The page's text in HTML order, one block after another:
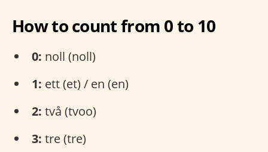
How to count from 0 to 10
0: noll (noll)
1: ett (et) / en (en)
2: två (tvoo)
3: tre (tre)